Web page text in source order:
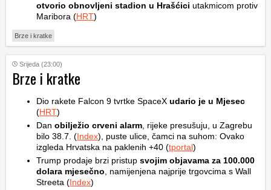
otvorio obnovljeni stadion u Hrašćici utakmicom protiv
Maribora (HRT)
Brze i kratke
Srijeda (23:00)
Brze i kratke
Dio rakete Falcon 9 tvrtke SpaceX udario je u Mjesec
(HRT)
Dan obilježio crveni alarm , rijeke presušuju, u Zagrebu
bilo 38.7. (Index), puste ulice, čamci na suhom: Ovako
izgleda Hrvatska na paklenih +40 (tportal)
Trump prodaje brzi pristup svojim objavama za 100.000
dolara mjesečno , namijenjena najprije trgovcima s Wall
Streeta (Index)